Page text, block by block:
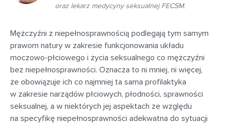
oraz lekarz medycyny seksualnej FECSM.
Mężczyźni z niepełnosprawnością podlegają tym samym
prawom natury w zakresie funkcjonowania układu
moczowo-płciowego i życia seksualnego co mężczyźni
bez niepełnosprawności. Oznacza to ni mniej, ni więcej,
że obowiązuje ich co najmniej ta sama profilaktyka
w zakresie narządów płciowych, płodności, sprawności
seksualnej, a w niektórych jej aspektach ze względu
na specyfikę niepełnosprawności adekwatna do sytuacji